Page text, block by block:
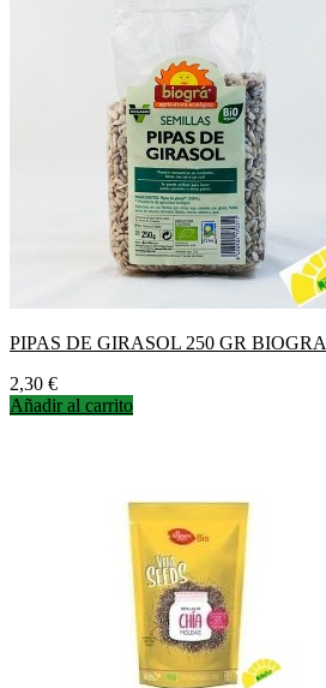
PIPAS DE GIRASOL 250 GR BIOGRA
Precio
2,30 €
Añadir al carrito